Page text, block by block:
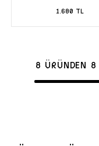
1.680 TL
8 ÜRÜNDEN